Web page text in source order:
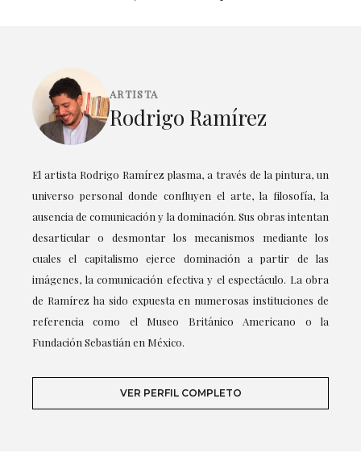
ARTISTA
Rodrigo Ramírez
El artista Rodrigo Ramírez plasma, a través de la pintura, un
universo personal donde confluyen el arte, la filosofía, la
ausencia de comunicación y la dominación. Sus obras intentan
desarticular o desmontar los mecanismos mediante los
cuales el capitalismo ejerce dominación a partir de las
imágenes, la comunicación efectiva y el espectáculo. La obra
de Ramírez ha sido expuesta en numerosas instituciones de
referencia como el Museo Británico Americano o la
Fundación Sebastián en México.
VER PERFIL COMPLETO